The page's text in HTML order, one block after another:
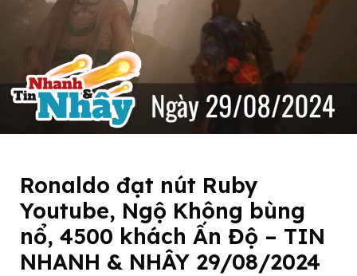
Ronaldo đạt nút Ruby
Youtube, Ngộ Không bùng
nổ, 4500 khách Ấn Độ – TIN
NHANH & NHÂY 29/08/2024